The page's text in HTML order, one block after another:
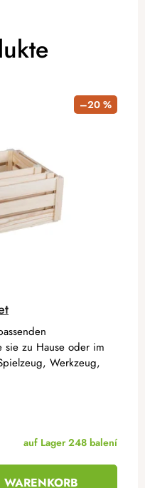
–20 %
auf Lager 248 balení
sie zu Hause oder im
Werkzeug,